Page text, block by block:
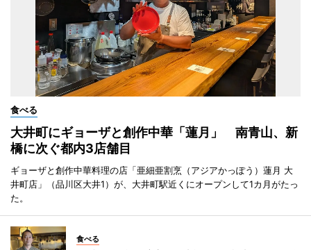
食べる
大井町にギョーザと創作中華「蓮月」 南青山、新
橋に次ぐ都内3店舗目
ギョーザと創作中華料理の店「亜細亜割烹（アジアかっぽう）蓮月 大
井町店」（品川区大井1）が、大井町駅近くにオープンして1カ月がたっ
た。
食べる